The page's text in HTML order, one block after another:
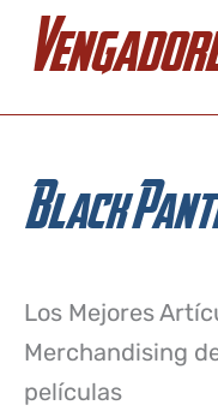
Black
Los Mejores
Merchandising
películas